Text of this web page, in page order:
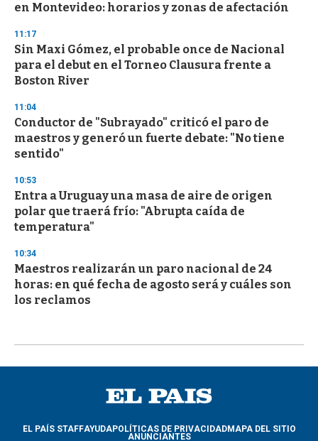
en Montevideo: horarios y zonas de afectación
11:17
Sin Maxi Gómez, el probable once de Nacional
para el debut en el Torneo Clausura frente a
Boston River
11:04
Conductor de "Subrayado" criticó el paro de
maestros y generó un fuerte debate: "No tiene
sentido"
10:53
Entra a Uruguay una masa de aire de origen
polar que traerá frío: "Abrupta caída de
temperatura"
10:34
Maestros realizarán un paro nacional de 24
horas: en qué fecha de agosto será y cuáles son
los reclamos
EL PAÍS STAFFAYUDAPOLÍTICAS DE PRIVACIDADMAPA DEL SITIO
ANUNCIANTES